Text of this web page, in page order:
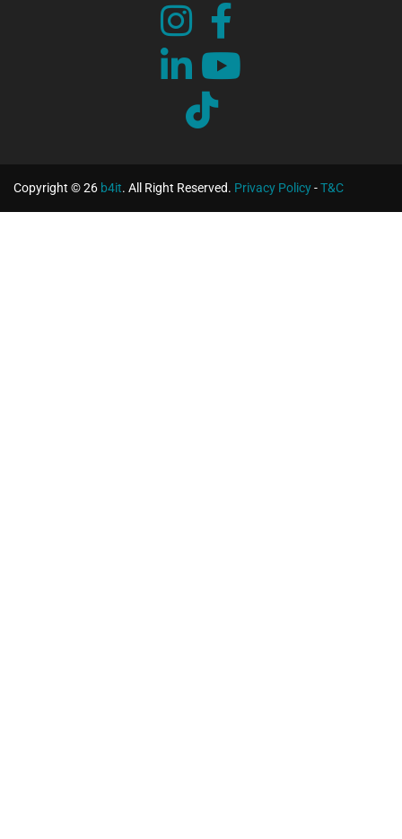
Copyright © 26 b4it. All Right Reserved. Privacy Policy-T&C